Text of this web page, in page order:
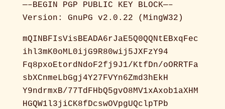
—–BEGIN PGP PUBLIC KEY BLOCK—–
Version: GnuPG v2.0.22 (MingW32)
mQINBFIsVisBEADA6rJaE5Q0QQNtEBxqFec
ihl3mK0oML0ijG9R80wij5JXFzY94
Fq8pxoEtordNdoF2fj9J1/KtfDn/oORRTFa
sbXCnmeLbGgj4Y27FVYn6Zmd3hEkH
Y9ndrmxB/77TdFHbQ5gvO8MV1xAxob1aXHM
HGQW1l3jiCK8fDcswOVpgUQclpTPb